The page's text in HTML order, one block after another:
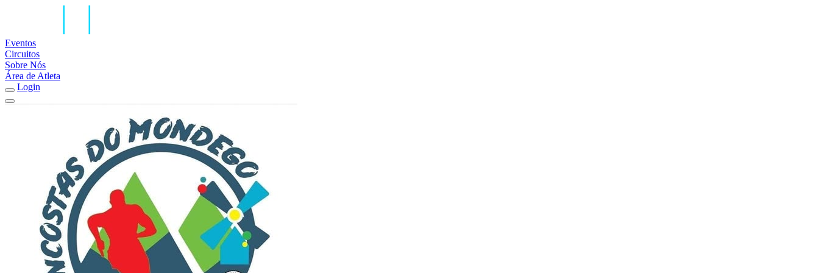
Eventos
Circuitos
Sobre Nós
Área de Atleta
Login